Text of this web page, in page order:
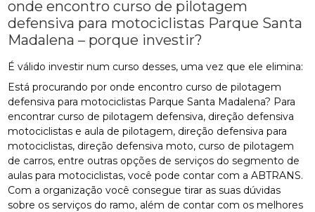
onde encontro curso de pilotagem
defensiva para motociclistas Parque Santa
Madalena – porque investir?
É válido investir num curso desses, uma vez que ele elimina:
Está procurando por onde encontro curso de pilotagem
defensiva para motociclistas Parque Santa Madalena? Para
encontrar curso de pilotagem defensiva, direção defensiva
motociclistas e aula de pilotagem, direção defensiva para
motociclistas, direção defensiva moto, curso de pilotagem
de carros, entre outras opções de serviços do segmento de
aulas para motociclistas, você pode contar com a ABTRANS.
Com a organização você consegue tirar as suas dúvidas
sobre os serviços do ramo, além de contar com os melhores